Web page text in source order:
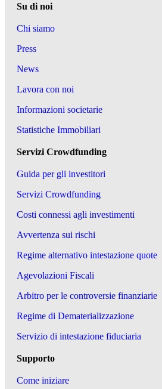
Su di noi
Chi siamo
Press
News
Lavora con noi
Informazioni societarie
Statistiche Immobiliari
Servizi Crowdfunding
Guida per gli investitori
Servizi Crowdfunding
Costi connessi agli investimenti
Avvertenza sui rischi
Regime alternativo intestazione quote
Agevolazioni Fiscali
Arbitro per le controversie finanziarie
Regime di Dematerializzazione
Servizio di intestazione fiduciaria
Supporto
Come iniziare